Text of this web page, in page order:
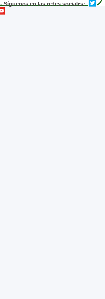
- Síguenos en las redes sociales: